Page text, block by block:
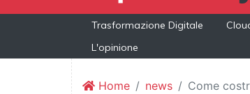
Trasformazione Digitale
L'opinione
Home news Come